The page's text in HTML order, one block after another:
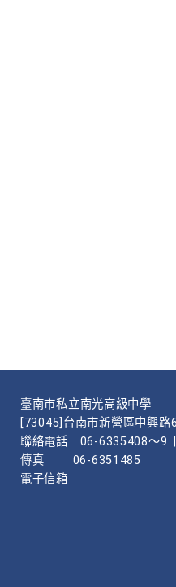
臺南市私立南光高級中學
[73045]台南市新營區中興路
聯絡電話
06-6335408～9
傳真
06-6351485
電子信箱